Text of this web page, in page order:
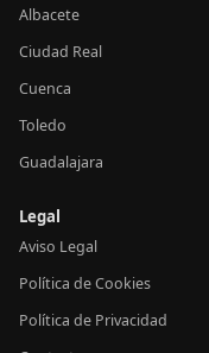
Albacete
Ciudad Real
Cuenca
Toledo
Guadalajara
Legal
Aviso Legal
Política de Cookies
Política de Privacidad